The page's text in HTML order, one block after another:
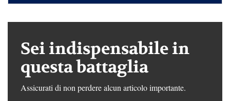
Sei indispensabile in
questa battaglia
Assicurati di non perdere alcun articolo importante.